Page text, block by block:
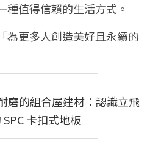
種值得信賴的生活方式。
為更多人創造美好且永續的
磨的組合屋建材：認識立飛
SPC 卡扣式地板